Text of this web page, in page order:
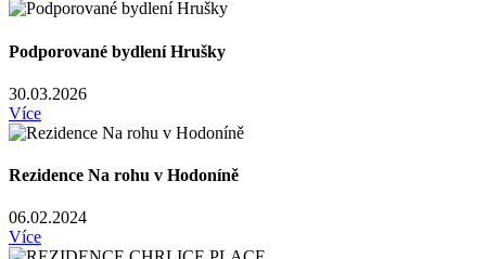
Podporované bydlení Hrušky
30.03.2026
Více
Rezidence Na rohu v Hodoníně
06.02.2024
Více